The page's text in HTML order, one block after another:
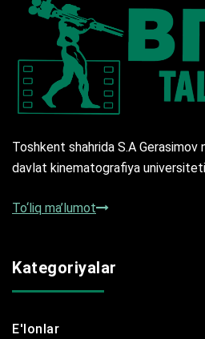
Toshkent shahrida S.A Gerasimov
davlat kinematografiya
To‘liq ma’lumot
Kategoriyalar
E'lonlar